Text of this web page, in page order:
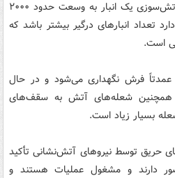
جزئیات این حادثه گفت: محل آتش‌سوزی یک انبار به وسعت حدود ۲۰۰۰
تعداد انبارهای درگیر بیشتر باشد که
است.
عمدتاً فرش نگهداری می‌شود و در حال
همچنین شعله‌های آتش به سقف‌های
بسیار زیاد است.
حریق توسط نیروهای آتش‌نشانی تأکید
دارند و مشغول عملیات هستند و